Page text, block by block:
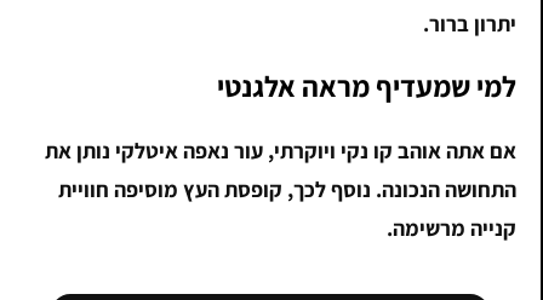
יתרון ברור.
למי שמעדיף מראה אלגנטי
אם אתה אוהב קו נקי ויוקרתי, עור נאפה איטלקי נותן את
התחושה הנכונה. נוסף לכך, קופסת העץ מוסיפה חוויית
קנייה מרשימה.